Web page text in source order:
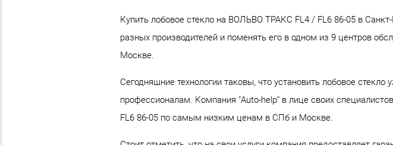
Купить лобовое стекло на ВОЛЬВО ТРАКС FL4 / FL6 86-05 в
разных производителей и поменять его в одном из 9 центров
Москве.
Сегодняшние технологии таковы, что установить лобовое
профессионалам. Компания "Auto-help" в лице своих
FL6 86-05 по самым низким ценам в СПб и Москве.